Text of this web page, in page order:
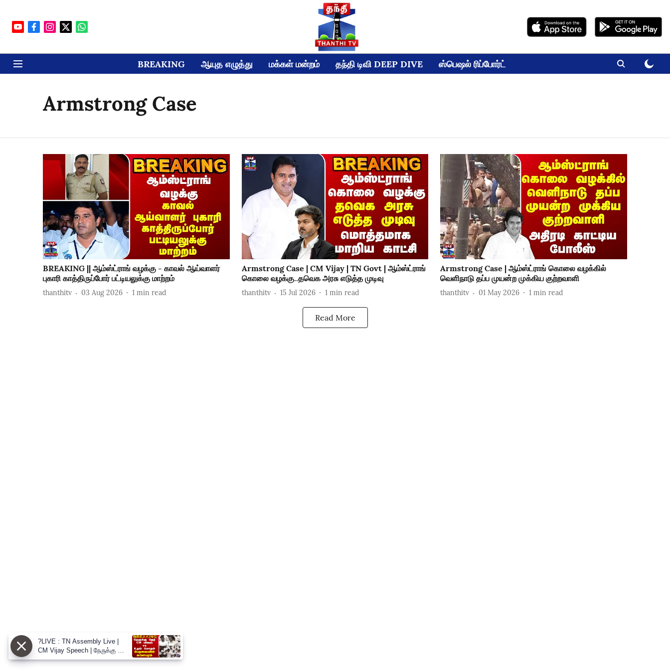
BREAKING ஆயுத எழுத்து மக்கள் மன்றம் தந்தி டிவி DEEP DIVE ஸ்பெஷல் ரிப்போர்ட்
Armstrong Case
BREAKING || ஆம்ஸ்ட்ராங் வழக்கு - காவல் ஆய்வாளர்
புகாரி காத்திருப்போர் பட்டியலுக்கு மாற்றம்
thanthitv 03 Aug 2026 1 min read
Armstrong Case | CM Vijay | TN Govt | ஆம்ஸ்ட்ராங்
கொலை வழக்கு..தவெக அரசு எடுத்த முடிவு
thanthitv 15 Jul 2026 1 min read
Armstrong Case | ஆம்ஸ்ட்ராங் கொலை வழக்கில்
வெளிநாடு தப்ப முயன்ற முக்கிய குற்றவாளி
thanthitv 01 May 2026 1 min read
Read More
?LIVE : TN Assembly Live |
CM Vijay Speech | நேருக்கு நேர்
CM விஜய் vs உதய் மோதல்